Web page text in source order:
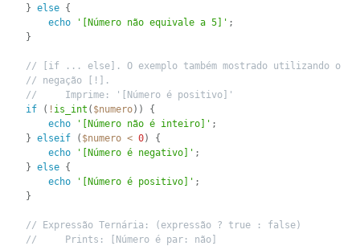
} else {
echo
'[Número não equivale a 5]' ;
}
// [if ... else]. O exemplo também mostrado utilizando o
// negação [!].
//     Imprime: '[Número é positivo]'
if
( ! is_int ( $numero) )
{
echo
'[Número não é inteiro]' ;
} elseif ( $numero < 0)
{
echo
'[Número é negativo]' ;
} else {
echo
'[Número é positivo]' ;
}
// Expressão Ternária: (expressão ? true : false)
//     Prints: [Número é par: não]